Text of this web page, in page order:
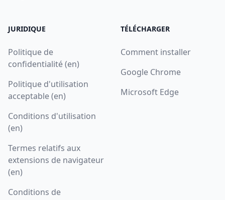
JURIDIQUE
Politique de
confidentialité (en)
Politique d'utilisation
acceptable (en)
Conditions d'utilisation
(en)
Termes relatifs aux
extensions de navigateur
(en)
Conditions de
TÉLÉCHARGER
Comment installer
Google Chrome
Microsoft Edge